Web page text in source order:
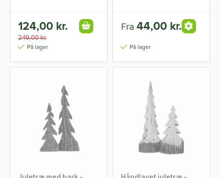
124,00 kr.
249,00 kr.
På lager
Fra 44,00 kr.
På lager